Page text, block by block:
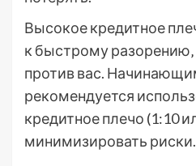
Высокое кредитное
к быстрому
против вас.
рекомендуется
кредитное плечо (1:10
минимизировать риски.